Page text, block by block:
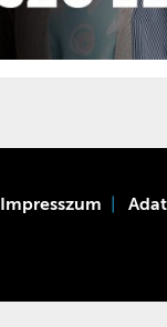
Impresszum